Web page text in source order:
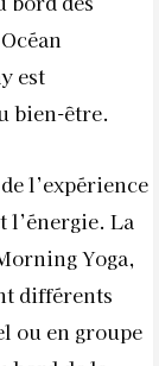
est
bien-être.
l’expérience
l’énergie. La
Yoga,
différents
ou en groupe